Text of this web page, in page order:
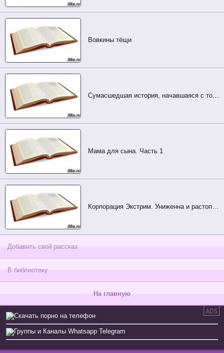
Вовкины тёщи
Сумасшедшая история, начавшаяся с того что я переоделся в девочку... (часть 2)
Мама для сына. Часть 1
Корпорация Экстрим. Униженна и растоптана
Добавить свой рассказ
В библиотеку
На главную
Скачать порно на телефон
Группы и Каналы Whatsapp Telegram